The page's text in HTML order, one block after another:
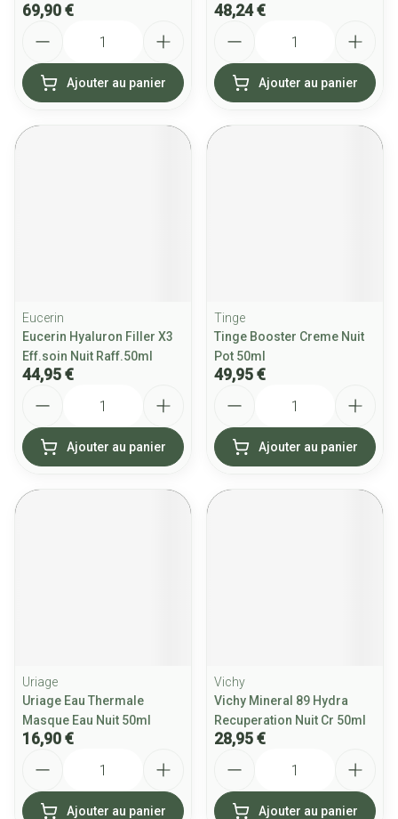
69,90 €
Ajouter au panier
48,24 €
Ajouter au panier
Eucerin
Eucerin Hyaluron Filler X3
Eff.soin Nuit Raff.50ml
44,95 €
Ajouter au panier
Tinge
Tinge Booster Creme Nuit
Pot 50ml
49,95 €
Ajouter au panier
Uriage
Uriage Eau Thermale
Masque Eau Nuit 50ml
16,90 €
Ajouter au panier
Vichy
Vichy Mineral 89 Hydra
Recuperation Nuit Cr 50ml
28,95 €
Ajouter au panier